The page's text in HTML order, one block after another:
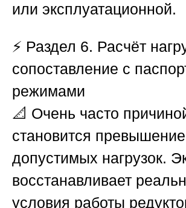
или эксплуатационной.
⚡ Раздел 6. Расчёт
сопоставление с
режимами
📐 Очень часто
становится превышение
допустимых нагрузок.
восстанавливает
условия работы